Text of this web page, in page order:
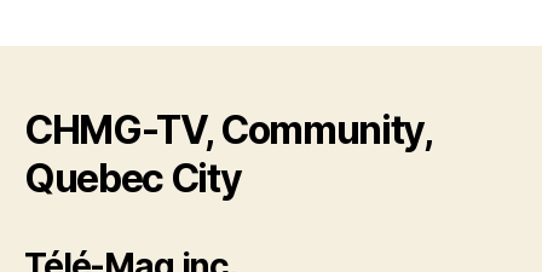
CHMG-TV, Community,
Quebec City